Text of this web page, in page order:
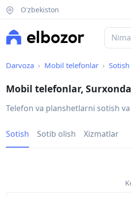
O'zbekiston
Darvoza Mobil telefonlar Sotish
Mobil telefonlar,
Telefon va planshetlarni sotish
Sotish Sotib olish Xizmatlar